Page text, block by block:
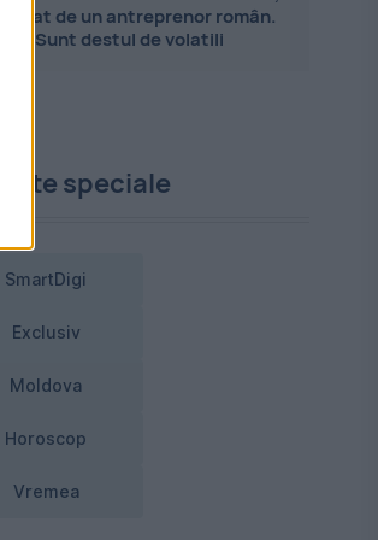
de un antreprenor român.
Sunt destul de volatili
speciale
SmartDigi
Exclusiv
Moldova
Horoscop
Vremea